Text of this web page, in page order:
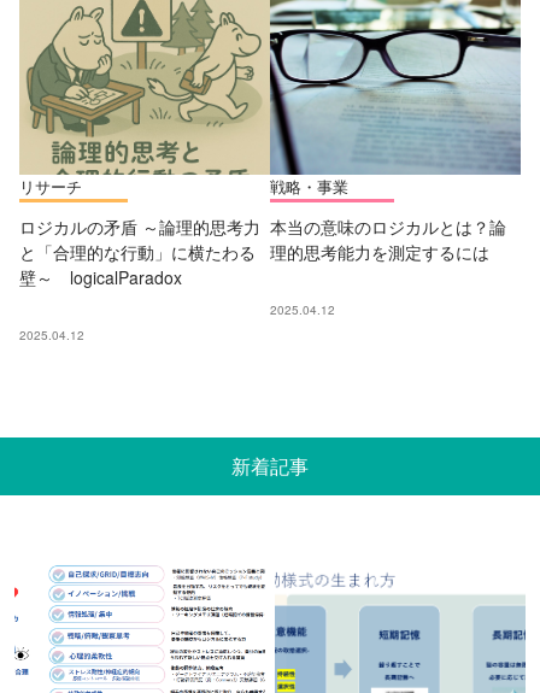
リサーチ
ロジカルの矛盾 ～論理的思考力
と「合理的な行動」に横たわる
壁～ logicalParadox
2025.04.12
戦略・事業
本当の意味のロジカルとは？論
理的思考能力を測定するには
2025.04.12
新着記事